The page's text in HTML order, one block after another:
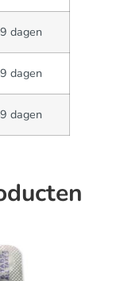
dagen
dagen
dagen